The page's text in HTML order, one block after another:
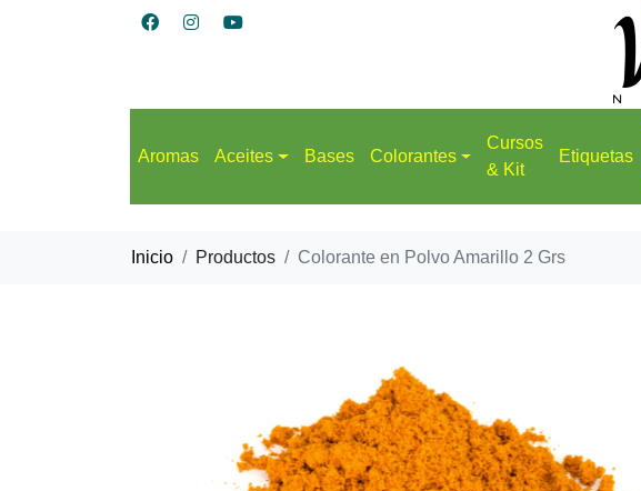
Aromas Aceites Bases Colorantes
Cursos
& Kit
Etiquetas
Inicio Productos Colorante en Polvo Amarillo 2 Grs